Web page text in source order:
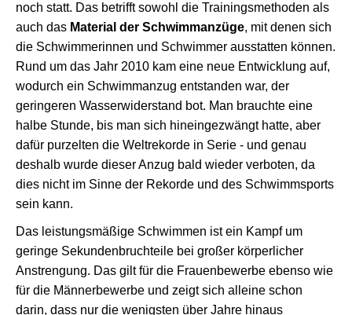
noch statt. Das betrifft sowohl die Trainingsmethoden als
auch das Material der Schwimmanzüge, mit denen sich
die Schwimmerinnen und Schwimmer ausstatten können.
Rund um das Jahr 2010 kam eine neue Entwicklung auf,
wodurch ein Schwimmanzug entstanden war, der
geringeren Wasserwiderstand bot. Man brauchte eine
halbe Stunde, bis man sich hineingezwängt hatte, aber
dafür purzelten die Weltrekorde in Serie - und genau
deshalb wurde dieser Anzug bald wieder verboten, da
dies nicht im Sinne der Rekorde und des Schwimmsports
sein kann.
Das leistungsmäßige Schwimmen ist ein Kampf um
geringe Sekundenbruchteile bei großer körperlicher
Anstrengung. Das gilt für die Frauenbewerbe ebenso wie
für die Männerbewerbe und zeigt sich alleine schon
darin, dass nur die wenigsten über Jahre hinaus